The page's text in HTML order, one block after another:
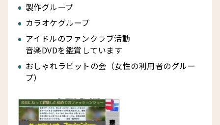
製作グループ
カラオケグループ
アイドルのファンクラブ活動
音楽DVDを鑑賞しています
おしゃれラビットの会（女性の利用者のグルー
プ）